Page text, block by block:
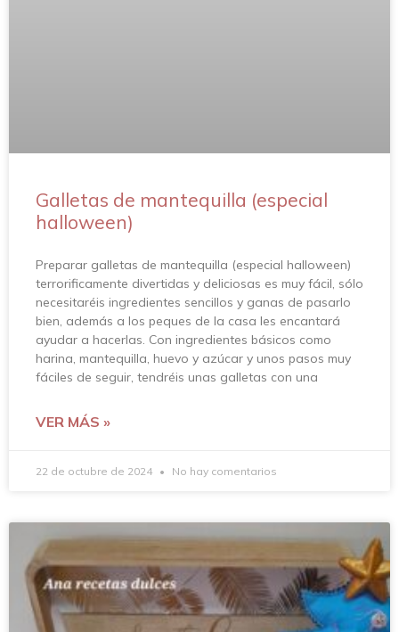
Galletas de mantequilla (especial
halloween)
Preparar galletas de mantequilla (especial halloween)
terrorificamente divertidas y deliciosas es muy fácil, sólo
necesitaréis ingredientes sencillos y ganas de pasarlo
bien, además a los peques de la casa les encantará
ayudar a hacerlas. Con ingredientes básicos como
harina, mantequilla, huevo y azúcar y unos pasos muy
fáciles de seguir, tendréis unas galletas con una
VER MÁS »
22 de octubre de 2024 No hay comentarios